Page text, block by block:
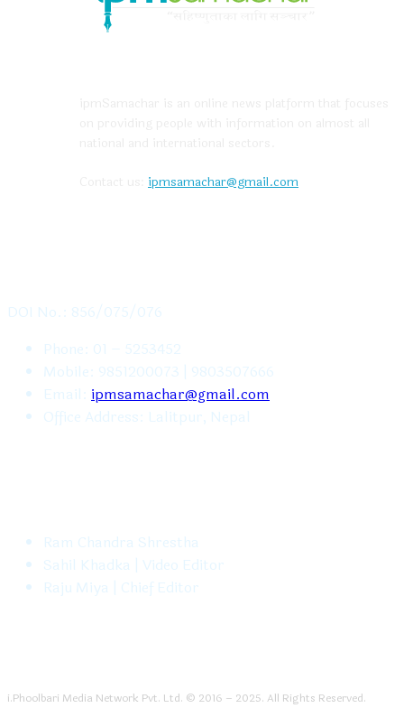
ipmsamachar@gmail.com
DOI No.: 856/075/076
Phone: 01 – 5253452
Mobile: 9851200073 | 9803507666
Email: ipmsamachar@gmail.com
Office Address: Lalitpur, Nepal
Ram Chandra Shrestha
Sahil Khadka | Video Editor
Raju Miya | Chief Editor
i.Phoolbari Media Network Pvt. Ltd. © 2016 – 2025. All Rights Reserved.